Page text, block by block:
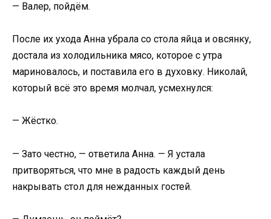
— Валер, пойдём.
После их ухода Анна убрала со стола яйца и овсянку,
достала из холодильника мясо, которое с утра
мариновалось, и поставила его в духовку. Николай,
который всё это время молчал, усмехнулся:
— Жёстко.
— Зато честно, — ответила Анна. — Я устала
притворяться, что мне в радость каждый день
накрывать стол для нежданных гостей.